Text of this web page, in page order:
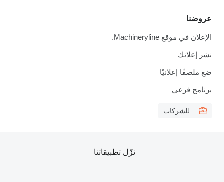
عروضنا
الإعلان في موقع Machineryline.
نشر إعلانك
ضع ملصقًا إعلانيًا
برنامج فرعي
للشركات
نزّل تطبيقاتنا